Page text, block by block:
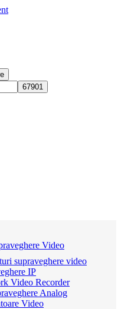
Video
supraveghere video
IP
Video Recorder
Analog
Video